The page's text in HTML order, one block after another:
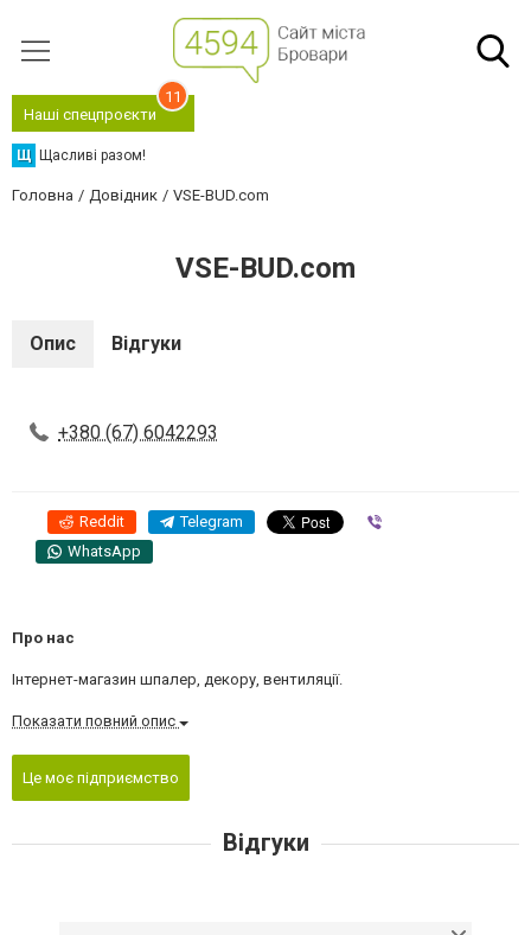
Наші спецпроєкти
11
Щ Щасливі разом!
Головна Довідник VSE-BUD.com
VSE-BUD.com
Опис Відгуки
+380 (67) 6042293
Reddit Telegram
WhatsApp
Про нас
Інтернет-магазин шпалер, декору, вентиляції.
Показати повний опис
Це моє підприємство
Відгуки